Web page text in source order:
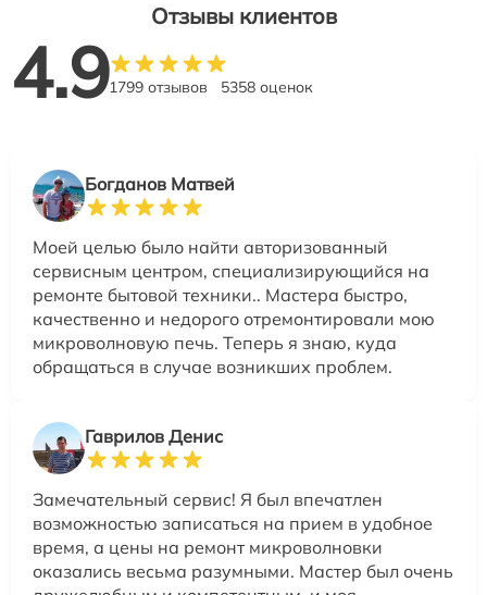
Отзывы клиентов
4.91799 отзывов 5358 оценок
Богданов Матвей
Моей целью было найти авторизованный
сервисным центром, специализирующийся на
ремонте бытовой техники.. Мастера быстро,
качественно и недорого отремонтировали мою
микроволновую печь. Теперь я знаю, куда
обращаться в случае возникших проблем.
Гаврилов Денис
Замечательный сервис! Я был впечатлен
возможностью записаться на прием в удобное
время, а цены на ремонт микроволновки
оказались весьма разумными. Мастер был очень